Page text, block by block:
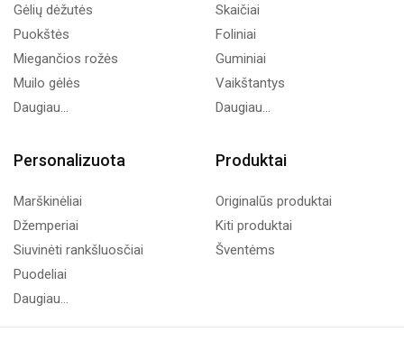
Gėlių dėžutės
Puokštės
Miegančios rožės
Muilo gėlės
Daugiau...
Skaičiai
Foliniai
Guminiai
Vaikštantys
Daugiau...
Personalizuota
Marškinėliai
Džemperiai
Siuvinėti rankšluosčiai
Puodeliai
Daugiau...
Produktai
Originalūs produktai
Kiti produktai
Šventėms